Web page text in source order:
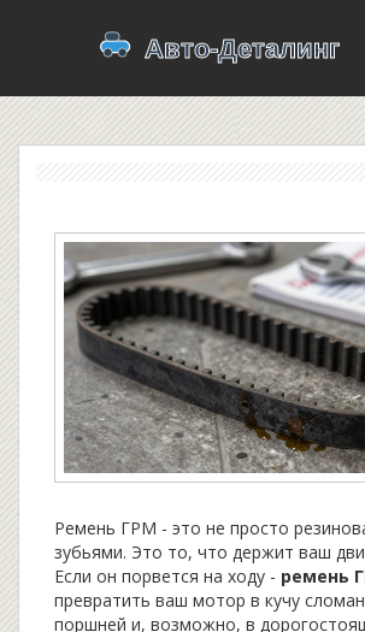
Ремень ГРМ - это не просто
зубьями. Это то, что держит ваш
Если он порвется на ходу - ремень
превратить ваш мотор в кучу
поршней и, возможно, в